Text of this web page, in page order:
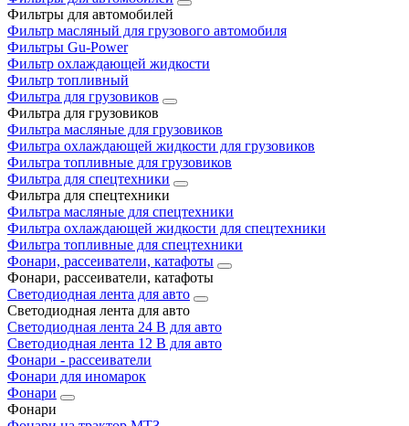
Фильтры для автомобилей
Фильтр масляный для грузового автомобиля
Фильтры Gu-Power
Фильтр охлаждающей жидкости
Фильтр топливный
Фильтра для грузовиков
Фильтра для грузовиков
Фильтра масляные для грузовиков
Фильтра охлаждающей жидкости для грузовиков
Фильтра топливные для грузовиков
Фильтра для спецтехники
Фильтра для спецтехники
Фильтра масляные для спецтехники
Фильтра охлаждающей жидкости для спецтехники
Фильтра топливные для спецтехники
Фонари, рассеиватели, катафоты
Фонари, рассеиватели, катафоты
Светодиодная лента для авто
Светодиодная лента для авто
Светодиодная лента 24 В для авто
Светодиодная лента 12 В для авто
Фонари - рассеиватели
Фонари для иномарок
Фонари
Фонари